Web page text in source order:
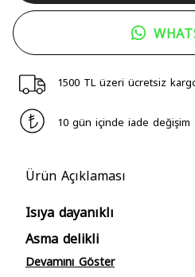
1500 TL üzeri ücretsiz
10 gün içinde iade değişim
Ürün Açıklaması
Isıya dayanıklı
Asma delikli
Devamını Göster